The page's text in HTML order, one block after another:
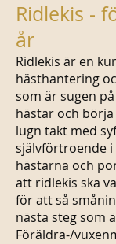
Ridlekis -
år
Ridlekis är en
hästhantering
som är sugen
hästar och
lugn takt med
självförtroende
hästarna och
att ridlekis ska
för att så
nästa steg som
Föräldra-/